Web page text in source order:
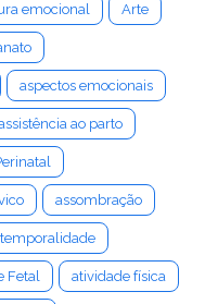
emocional Arte
aspectos emocionais
ao parto
assombração
Fetal atividade física